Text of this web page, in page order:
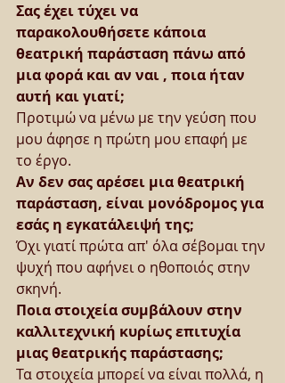
Σας έχει τύχει να
παρακολουθήσετε κάποια
θεατρική παράσταση πάνω από
μια φορά και αν ναι , ποια ήταν
αυτή και γιατί;
Προτιμώ να μένω με την γεύση που
μου άφησε η πρώτη μου επαφή με
το έργο.
Αν δεν σας αρέσει μια θεατρική
παράσταση, είναι μονόδρομος για
εσάς η εγκατάλειψή της;
Όχι γιατί πρώτα απ' όλα σέβομαι την
ψυχή που αφήνει ο ηθοποιός στην
σκηνή.
Ποια στοιχεία συμβάλουν στην
καλλιτεχνική κυρίως επιτυχία
μιας θεατρικής παράστασης;
Τα στοιχεία μπορεί να είναι πολλά, η